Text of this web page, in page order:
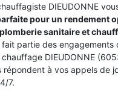
DIEUDONNE
pour un rendement
sanitaire et
partie des engagements
DIEUDONNE
à vos appels de
7.